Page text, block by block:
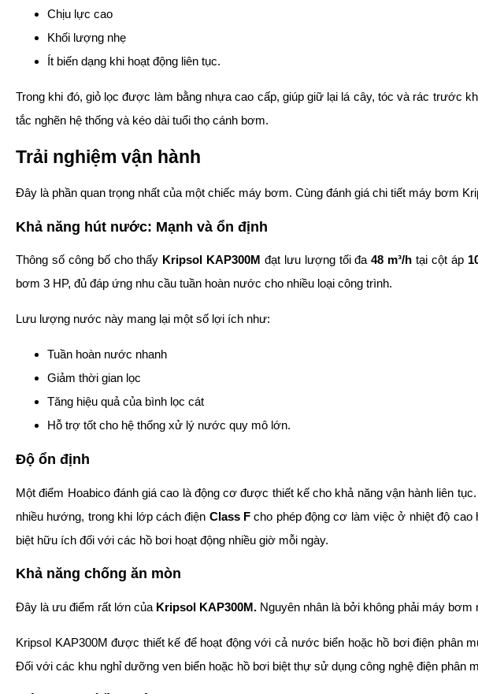
Chịu lực cao
Khối lượng nhẹ
Ít biến dạng khi hoạt động liên tục.
Trong khi đó, giỏ lọc được làm bằng nhựa cao cấp, giúp giữ lại lá cây, tóc và rác trước
tắc nghẽn hệ thống và kéo dài tuổi thọ cánh bơm.
Trải nghiệm vận hành
Đây là phần quan trọng nhất của một chiếc máy bơm. Cùng đánh giá chi tiết máy bơm
Khả năng hút nước: Mạnh và ổn định
Thông số công bố cho thấy Kripsol KAP300M đạt lưu lượng tối đa48 m³/h tại cột áp
bơm 3 HP, đủ đáp ứng nhu cầu tuần hoàn nước cho nhiều loại công trình.
Lưu lượng nước này mang lại một số lợi ích như:
Tuần hoàn nước nhanh
Giảm thời gian lọc
Tăng hiệu quả của bình lọc cát
Hỗ trợ tốt cho hệ thống xử lý nước quy mô lớn.
Độ ổn định
Một điểm Hoabico đánh giá cao là động cơ được thiết kế cho khả năng vận hành liên
nhiều hướng, trong khi lớp cách điện Class Fcho phép động cơ làm việc ở nhiệt độ
biệt hữu ích đối với các hồ bơi hoạt động nhiều giờ mỗi ngày.
Khả năng chống ăn mòn
Đây là ưu điểm rất lớn của Kripsol KAP300M. Nguyên nhân là bởi không phải máy
Kripsol KAP300M được thiết kế để hoạt động với cả nước biển hoặc hồ bơi điện phân
Đối với các khu nghỉ dưỡng ven biển hoặc hồ bơi biệt thự sử dụng công nghệ điện phân